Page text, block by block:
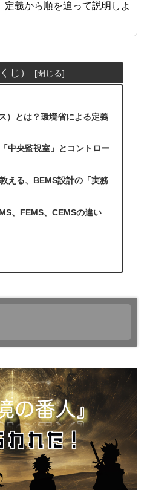
定義から順を追って説明しよ
じ）
）とは？環境省による定義
中央監視室」とコントロー
える、BEMS設計の「実務
、FEMS、CEMSの違い